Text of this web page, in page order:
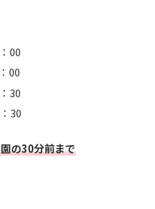
00
00
30
30
の30分前まで